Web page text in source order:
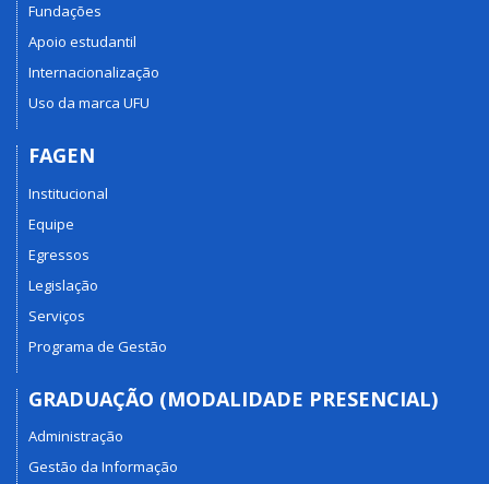
Fundações
Apoio estudantil
Internacionalização
Uso da marca UFU
FAGEN
Institucional
Equipe
Egressos
Legislação
Serviços
Programa de Gestão
GRADUAÇÃO (MODALIDADE PRESENCIAL)
Administração
Gestão da Informação